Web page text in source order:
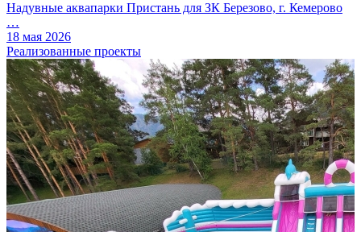
Надувные аквапарки Пристань для ЗК Березово, г. Кемерово
…
18 мая 2026
Реализованные проекты